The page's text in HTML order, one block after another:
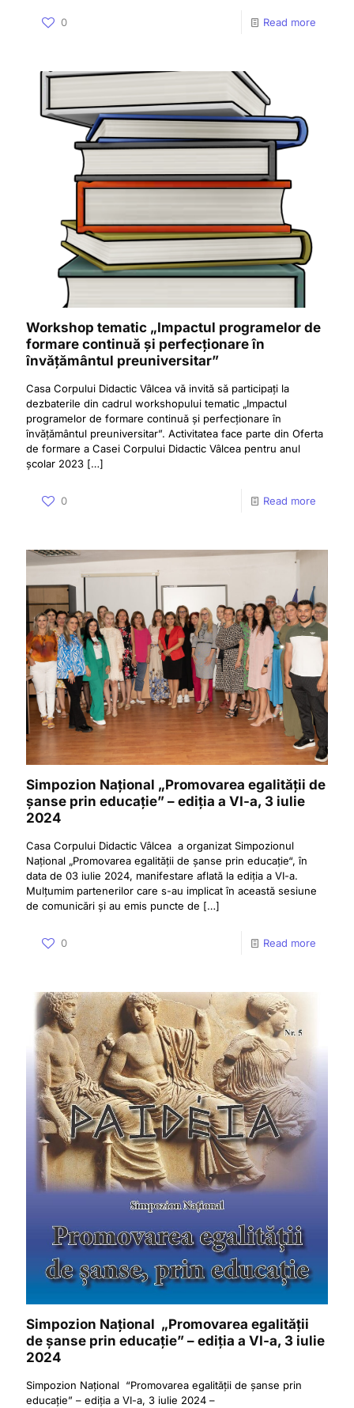
0 Read more
Workshop tematic „Impactul programelor de
formare continuă și perfecționare în
învățământul preuniversitar”
Casa Corpului Didactic Vâlcea vă invită să participați la
dezbaterile din cadrul workshopului tematic „Impactul
programelor de formare continuă și perfecționare în
învățământul preuniversitar”. Activitatea face parte din Oferta
de formare a Casei Corpului Didactic Vâlcea pentru anul
școlar 2023 […]
0 Read more
Simpozion Național „Promovarea egalității de
șanse prin educație” – ediția a VI-a, 3 iulie
2024
Casa Corpului Didactic Vâlcea a organizat Simpozionul
Național „Promovarea egalității de șanse prin educație“, în
data de 03 iulie 2024, manifestare aflată la ediția a VI-a.
Mulțumim partenerilor care s-au implicat în această sesiune
de comunicări și au emis puncte de […]
0 Read more
Simpozion Național „Promovarea egalității
de șanse prin educație” – ediția a VI-a, 3 iulie
2024
Simpozion Național “Promovarea egalității de șanse prin
educație” – ediția a VI-a, 3 iulie 2024 –